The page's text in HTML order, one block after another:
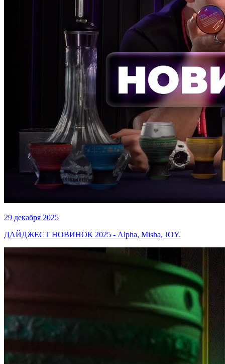
29 декабря 2025
ДАЙДЖЕСТ НОВИНОК 2025 - Alpha, Misha, JOY.